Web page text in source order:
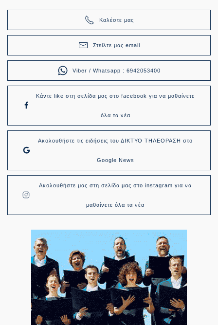
Καλέστε μας
Στείλτε μας email
Viber / Whatsapp : 6942053400
Κάντε like στη σελίδα μας στο facebook για να μαθαίνετε
όλα τα νέα
Ακολουθήστε τις ειδήσεις του ΔΙΚΤΥΟ ΤΗΛΕΟΡΑΣΗ στο
Google News
Ακολουθήστε μας στη σελίδα μας στο instagram για να
μαθαίνετε όλα τα νέα